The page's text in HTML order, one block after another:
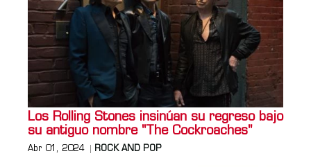
Los Rolling Stones insinúan su regreso bajo
su antiguo nombre "The Cockroaches"
Abr 01, 2024 ROCK AND POP